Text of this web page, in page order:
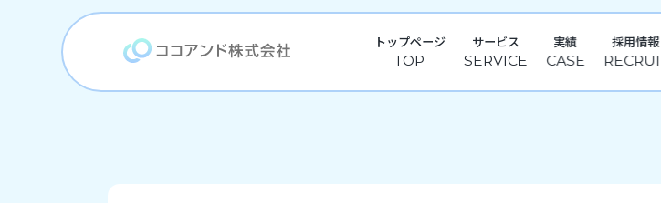
トップページ サービス 実績 採用情報